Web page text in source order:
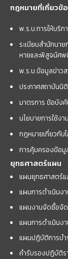
กฎหมายที่เกี่ยวข้
พ.ร.บ.การให้บริ
ระเบียบสำนักน
หายและพิสูจน์ศพ
พ.ร.บ.ข้อมูลข่าว
ประกาศสถาบันนิ
มาตรการ ข้อบัง
นโยบายการใช้งาน
กฎหมายเกี่ยวกับ
การคุ้มครองข้อ
ยุทธศาสตร์แผน
แผนยุทธศาสตร์แ
แผนการดำเนินง
แผนงานจัดซื้อจั
แผนการดำเนินง
แผนปฏิบัติการบำ
คำรับรองปฏิบัติร